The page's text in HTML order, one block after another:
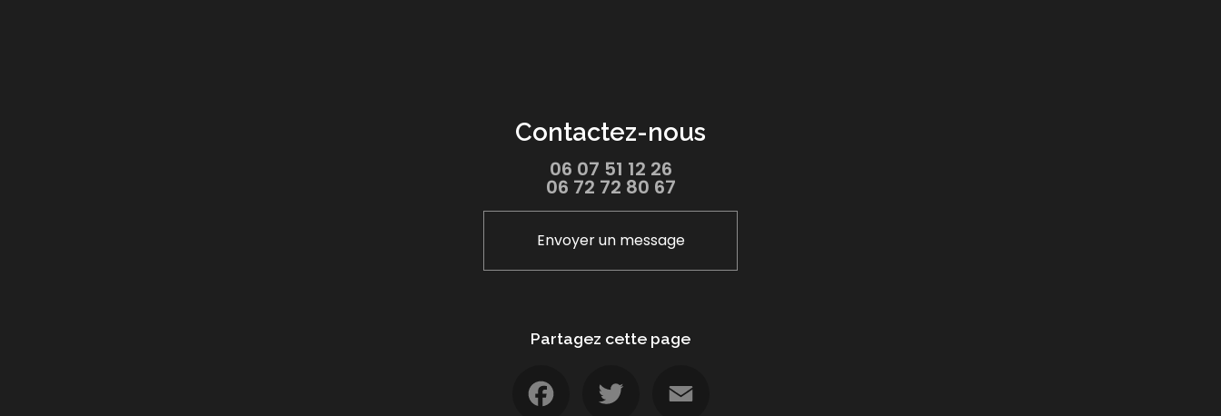
Contactez-nous
06 07 51 12 26
06 72 72 80 67
Envoyer un message
Partagez cette page